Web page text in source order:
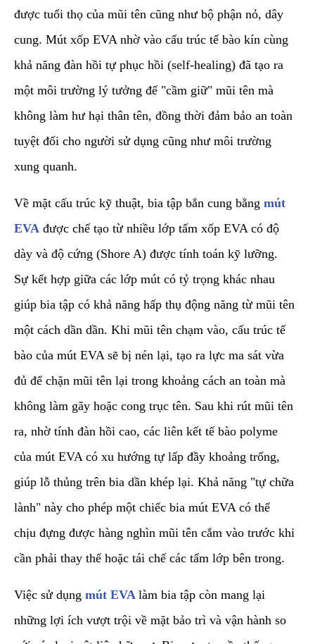
được tuổi thọ của mũi tên cũng như bộ phận nỏ, dây
cung. Mút xốp EVA nhờ vào cấu trúc tế bào kín cùng
khả năng đàn hồi tự phục hồi (self-healing) đã tạo ra
một môi trường lý tưởng để "cầm giữ" mũi tên mà
không làm hư hại thân tên, đồng thời đảm bảo an toàn
tuyệt đối cho người sử dụng cũng như môi trường
xung quanh.
​Về mặt cấu trúc kỹ thuật, bia tập bắn cung bằng mút
EVA được chế tạo từ nhiều lớp tấm xốp EVA có độ
dày và độ cứng (Shore A) được tính toán kỹ lưỡng.
Sự kết hợp giữa các lớp mút có tỷ trọng khác nhau
giúp bia tập có khả năng hấp thụ động năng từ mũi tên
một cách dần dần. Khi mũi tên chạm vào, cấu trúc tế
bào của mút EVA sẽ bị nén lại, tạo ra lực ma sát vừa
đủ để chặn mũi tên lại trong khoảng cách an toàn mà
không làm gãy hoặc cong trục tên. Sau khi rút mũi tên
ra, nhờ tính đàn hồi cao, các liên kết tế bào polyme
của mút EVA có xu hướng tự lấp đầy khoảng trống,
giúp lỗ thủng trên bia dần khép lại. Khả năng "tự chữa
lành" này cho phép một chiếc bia mút EVA có thể
chịu đựng được hàng nghìn mũi tên cắm vào trước khi
cần phải thay thế hoặc tái chế các tấm lớp bên trong.
​Việc sử dụng mút EVA làm bia tập còn mang lại
những lợi ích vượt trội về mặt bảo trì và vận hành so